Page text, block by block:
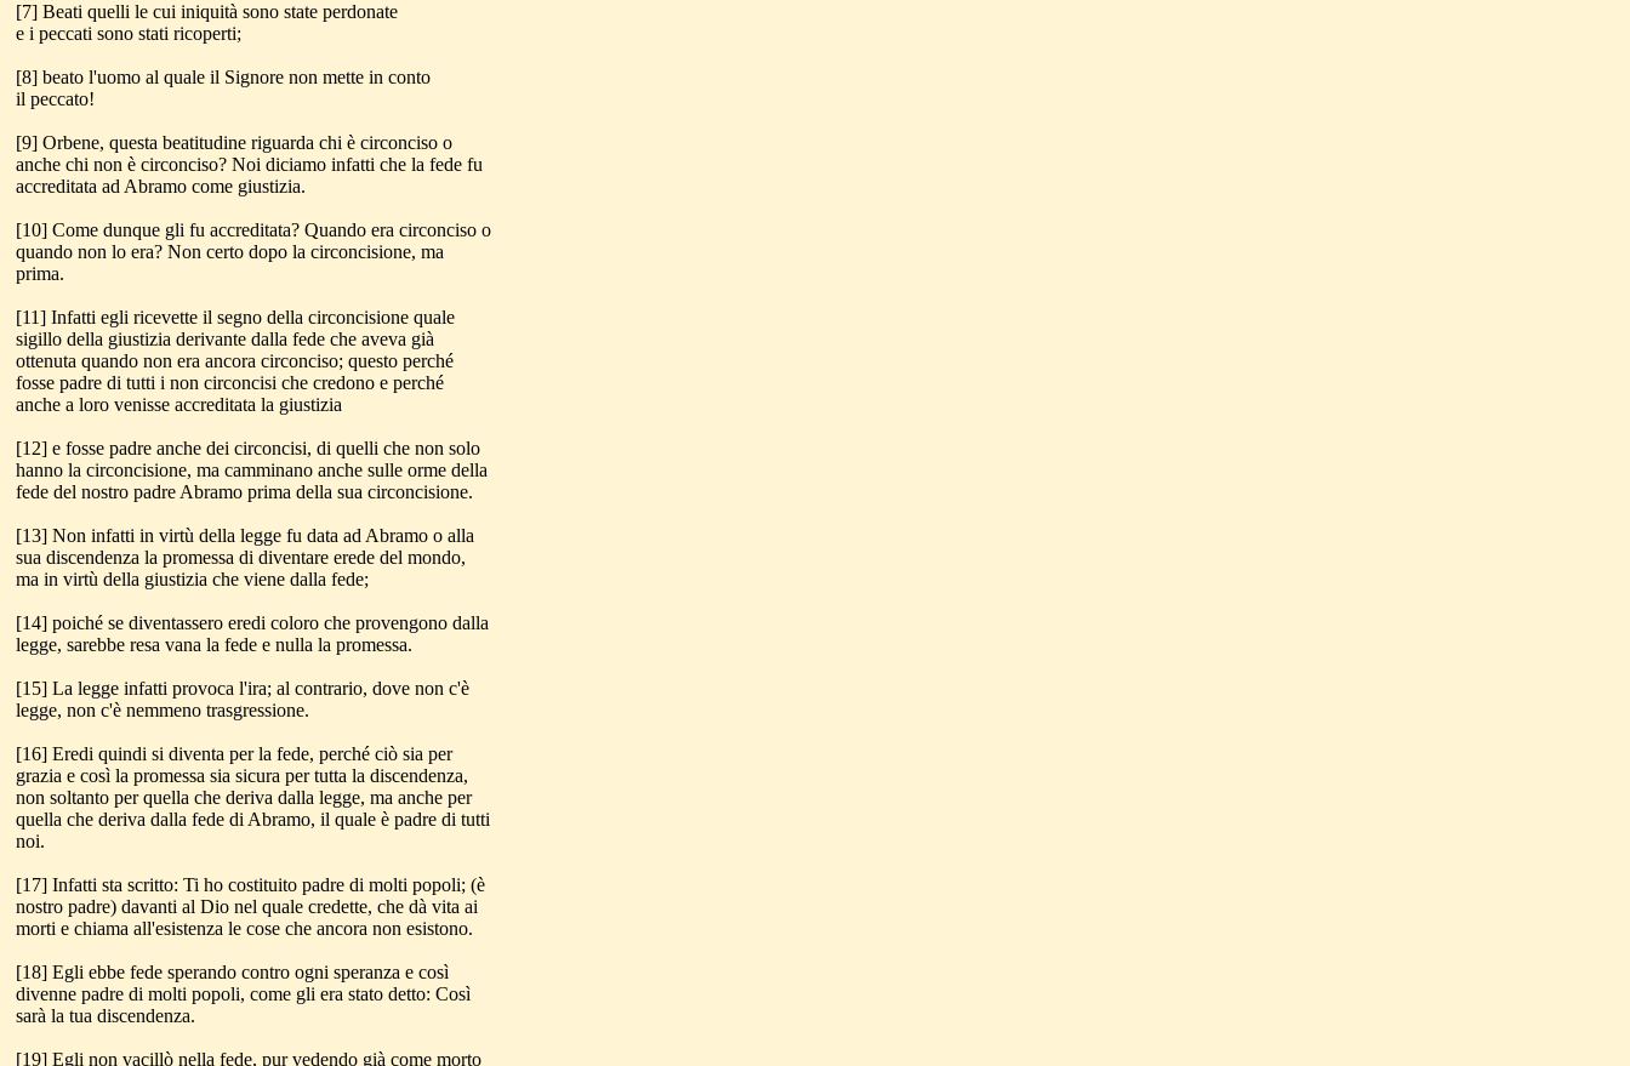
[7] Beati quelli le cui iniquità sono state perdonate
e i peccati sono stati ricoperti;
[8] beato l'uomo al quale il Signore non mette in conto
il peccato!
[9] Orbene, questa beatitudine riguarda chi è circonciso o
anche chi non è circonciso? Noi diciamo infatti che la fede fu
accreditata ad Abramo come giustizia.
[10] Come dunque gli fu accreditata? Quando era circonciso o
quando non lo era? Non certo dopo la circoncisione, ma
prima.
[11] Infatti egli ricevette il segno della circoncisione quale
sigillo della giustizia derivante dalla fede che aveva già
ottenuta quando non era ancora circonciso; questo perché
fosse padre di tutti i non circoncisi che credono e perché
anche a loro venisse accreditata la giustizia
[12] e fosse padre anche dei circoncisi, di quelli che non solo
hanno la circoncisione, ma camminano anche sulle orme della
fede del nostro padre Abramo prima della sua circoncisione.
[13] Non infatti in virtù della legge fu data ad Abramo o alla
sua discendenza la promessa di diventare erede del mondo,
ma in virtù della giustizia che viene dalla fede;
[14] poiché se diventassero eredi coloro che provengono dalla
legge, sarebbe resa vana la fede e nulla la promessa.
[15] La legge infatti provoca l'ira; al contrario, dove non c'è
legge, non c'è nemmeno trasgressione.
[16] Eredi quindi si diventa per la fede, perché ciò sia per
grazia e così la promessa sia sicura per tutta la discendenza,
non soltanto per quella che deriva dalla legge, ma anche per
quella che deriva dalla fede di Abramo, il quale è padre di tutti
noi.
[17] Infatti sta scritto: Ti ho costituito padre di molti popoli; (è
nostro padre) davanti al Dio nel quale credette, che dà vita ai
morti e chiama all'esistenza le cose che ancora non esistono.
[18] Egli ebbe fede sperando contro ogni speranza e così
divenne padre di molti popoli, come gli era stato detto: Così
sarà la tua discendenza.
[19] Egli non vacillò nella fede, pur vedendo già come morto